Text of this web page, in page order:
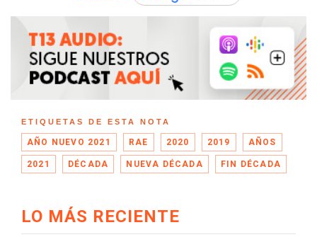
ETIQUETAS DE ESTA NOTA
AÑO NUEVO 2021 RAE 2020 2019 AÑOS
2021 DÉCADA NUEVA DÉCADA FIN DÉCADA
LO MÁS RECIENTE